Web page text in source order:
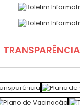
TRANSPARÊNCIA